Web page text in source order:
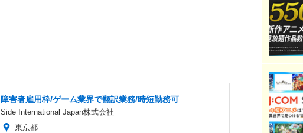
障害者雇用枠/ゲーム業界で翻訳業務/時短勤務可
Side International Japan株式会社
東京都